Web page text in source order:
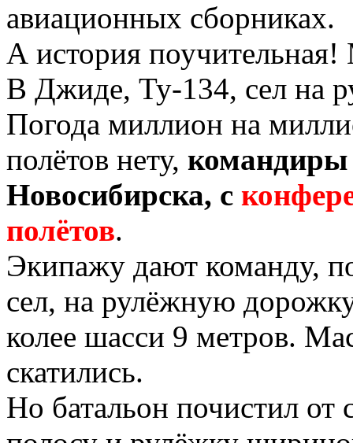
авиационных сборниках.
А история
В Джиде, Ту-134, сел на
Погода миллион на
полётов нету,
Новосибирска, с
полётов.
Экипажу дают команду,
сел, на рулёжную
колее шасси 9 метров.
скатились.
Но батальон почистил от